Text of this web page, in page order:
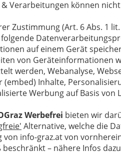
& Verarbeitungen können
Zustimmung (Art. 6 Abs. 1
auf einem Gerät
von Geräteinformationen
werden, Webanalyse,
(embed) Inhalte,
Werbung auf Basis von
Werbefrei bieten wir
Alternative, welche die
von info-graz.at von
beschränkt – nähere Infos
bewahren, verwenden wir
Ihre Nachricht wird
Schwimmbad &
Meine Nachricht